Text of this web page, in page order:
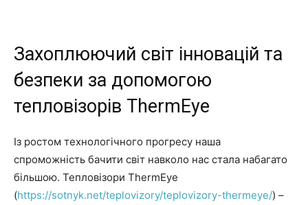
Захоплюючий світ інновацій та
безпеки за допомогою
тепловізорів ThermEye
Із ростом технологічного прогресу наша
спроможність бачити світ навколо нас стала набагато
більшою. Тепловізори ThermEye
(https://sotnyk.net/teplovizory/teplovizory-thermeye/) –